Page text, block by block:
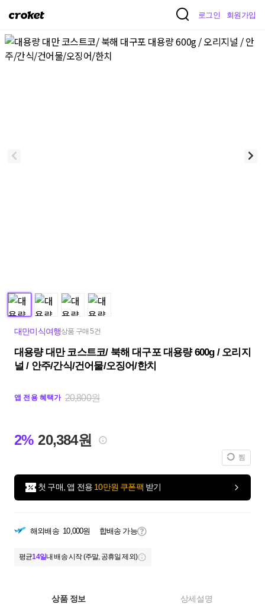
크
켓
로그인 회원가입
대만미식여행상품 구매 5건
대용량 대만 코스트코/ 북해 대구포 대용량 600g / 오리지
널 / 안주/간식/건어물/오징어/한치
앱 전용 혜택가 20,800원
2% 20,384원
찜
첫 구매, 앱 전용 10만원 쿠폰팩 받기
해외배송 10,000원 합배송 가능
평균14일내 배송 시작 (주말, 공휴일 제외)
상품 정보 상세설명